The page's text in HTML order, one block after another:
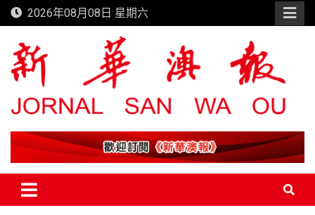
Skip
to
content
2026年08月08日 星期六
新華澳報